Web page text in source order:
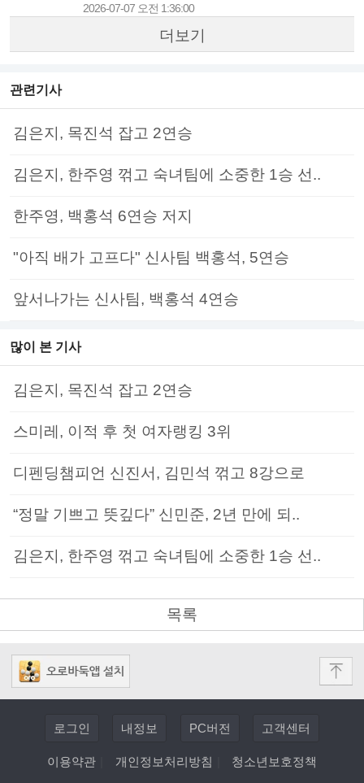
2026-07-07 오전 1:36:00
더보기
관련기사
김은지, 목진석 잡고 2연승
김은지, 한주영 꺾고 숙녀팀에 소중한 1승 선..
한주영, 백홍석 6연승 저지
"아직 배가 고프다" 신사팀 백홍석, 5연승
앞서나가는 신사팀, 백홍석 4연승
많이 본 기사
김은지, 목진석 잡고 2연승
스미레, 이적 후 첫 여자랭킹 3위
디펜딩챔피언 신진서, 김민석 꺾고 8강으로
“정말 기쁘고 뜻깊다” 신민준, 2년 만에 되..
김은지, 한주영 꺾고 숙녀팀에 소중한 1승 선..
목록
로그인 내정보 PC버전 고객센터
이용약관 개인정보처리방침 청소년보호정책